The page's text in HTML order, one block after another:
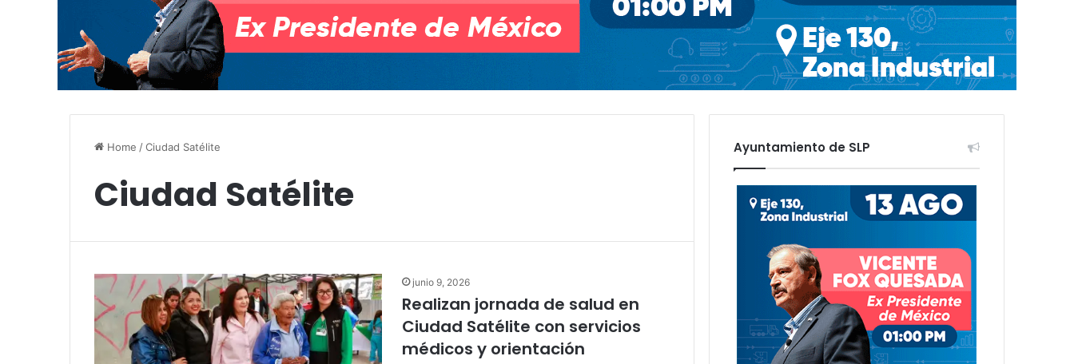
Home /Ciudad Satélite
Ciudad Satélite
junio 9, 2026
Realizan jornada de salud en
Ciudad Satélite con servicios
médicos y orientación
Ayuntamiento de SLP